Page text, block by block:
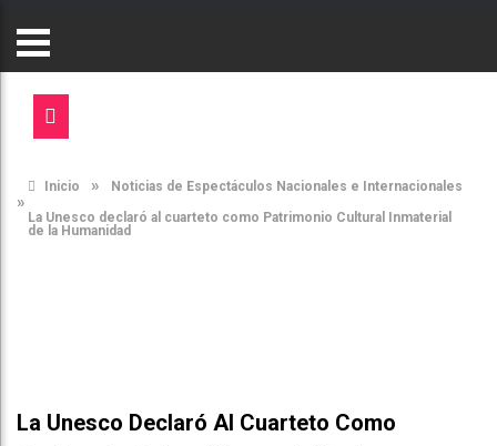
Inicio » Noticias de Espectáculos Nacionales e Internacionales
»
La Unesco declaró al cuarteto como Patrimonio Cultural Inmaterial
de la Humanidad
La Unesco Declaró Al Cuarteto Como